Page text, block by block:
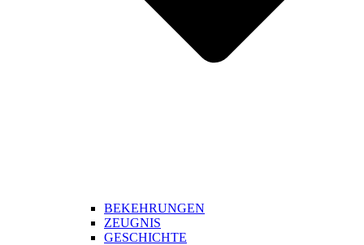
BEKEHRUNGEN
ZEUGNIS
GESCHICHTE